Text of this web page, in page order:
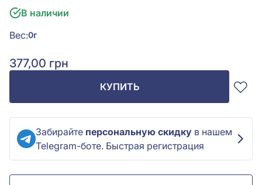
В наличии
Вес:0г
377,00 грн
КУПИТЬ
Забирайте персональную скидку в нашем
Telegram-боте. Быстрая регистрация